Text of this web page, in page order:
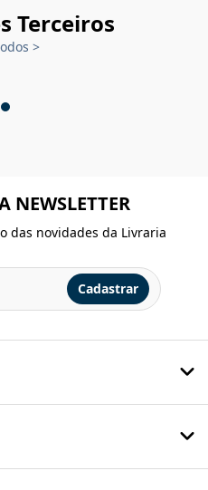
Terceiros
>
NEWSLETTER
das novidades da Livraria
Cadastrar